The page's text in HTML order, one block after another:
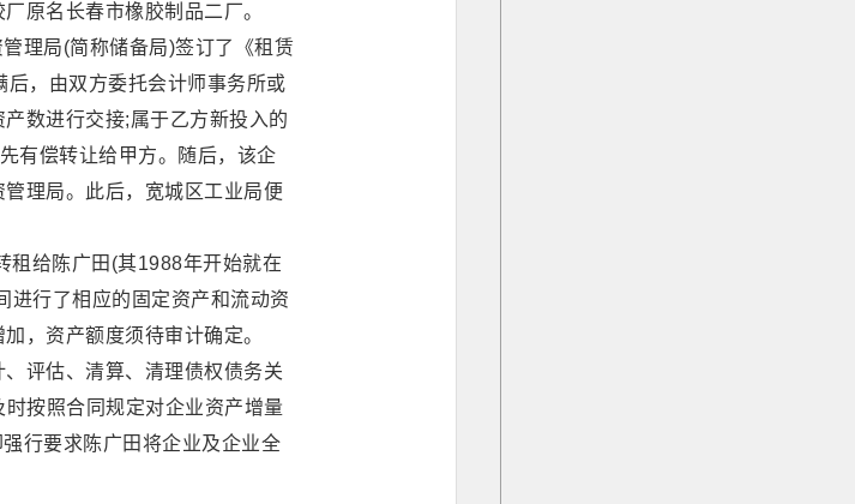
原名长春市橡胶制品二厂。
理局(简称储备局)签订了《租赁
，由双方委托会计师事务所或
数进行交接;属于乙方新投入的
有偿转让给甲方。随后，该企
理局。此后，宽城区工业局便
租给陈广田(其1988年开始就在
进行了相应的固定资产和流动资
，资产额度须待审计确定。
评估、清算、清理债权债务关
按照合同规定对企业资产增量
行要求陈广田将企业及企业全